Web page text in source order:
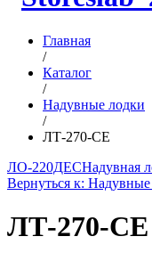
Главная
/
Каталог
/
Надувные лодки
/
ЛТ-270-СЕ
ЛО-220ДЕСНадувная
Вернуться к:
ЛТ-270-СЕ